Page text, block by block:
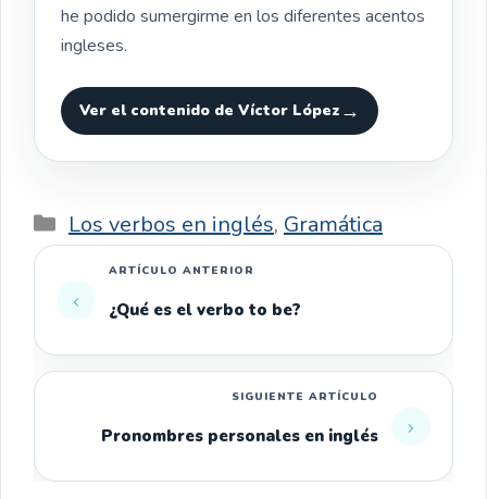
he podido sumergirme en los diferentes acentos
ingleses.
Ver el contenido de Víctor López
Categorías
Los verbos en inglés, Gramática
¿Qué es el verbo to be?
Pronombres personales en inglés